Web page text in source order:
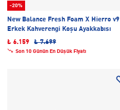
-20%
New Balance Fresh Foam X Hierro v9
Erkek Kahverengi Koşu Ayakkabısı
₺ 6.159
₺ 7.699
Son 10 Günün En Düşük Fiyatı